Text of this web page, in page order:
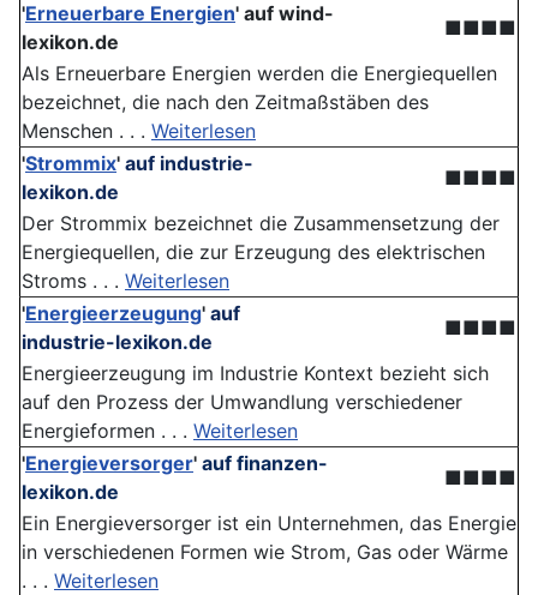
'Erneuerbare Energien' auf wind-
lexikon.de
■■■■
Als Erneuerbare Energien werden die Energiequellen
bezeichnet, die nach den Zeitmaßstäben des
Menschen . . . Weiterlesen
'Strommix' auf industrie-
lexikon.de
■■■■
Der Strommix bezeichnet die Zusammensetzung der
Energiequellen, die zur Erzeugung des elektrischen
Stroms . . . Weiterlesen
'Energieerzeugung' auf
industrie-lexikon.de
■■■■
Energieerzeugung im Industrie Kontext bezieht sich
auf den Prozess der Umwandlung verschiedener
Energieformen . . . Weiterlesen
'Energieversorger' auf finanzen-
lexikon.de
■■■■
Ein Energieversorger ist ein Unternehmen, das Energie
in verschiedenen Formen wie Strom, Gas oder Wärme
. . . Weiterlesen